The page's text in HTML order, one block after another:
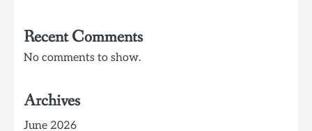
Recent Comments
No comments to show.
Archives
June 2026